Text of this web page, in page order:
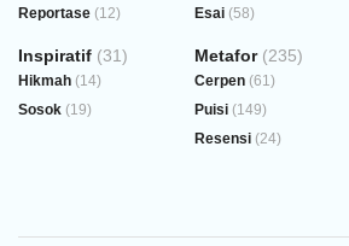
Reportase (12)
Inspiratif (31)
Hikmah (14)
Sosok (19)
Esai (58)
Metafor(235)
Cerpen (61)
Puisi (149)
Resensi (24)